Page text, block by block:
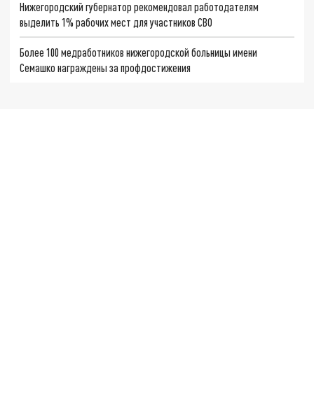
Нижегородский губернатор рекомендовал работодателям
выделить 1% рабочих мест для участников СВО
Более 100 медработников нижегородской больницы имени
Семашко награждены за профдостижения